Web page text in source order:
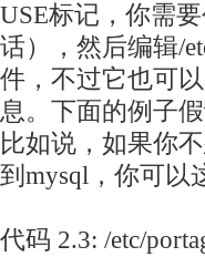
USE标记，你需
话），然后编辑/
件，不过它也可
息。下面的例子
比如说，如果你
到mysql，你可以
代码 2.3: /etc/